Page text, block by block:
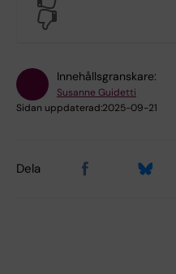
Innehållsgranskare:
Susanne Guidetti
Sidan uppdaterad:2025-09-21
Dela